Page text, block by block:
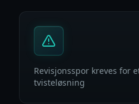
Revisjonsspor kreves for
tvisteløsning